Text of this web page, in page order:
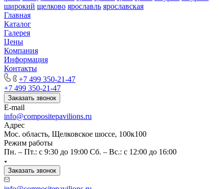
широкий щелково ярославль ярославская
Главная
Каталог
Галерея
Цены
Компания
Информация
Контакты
+7 499 350-21-47
+7 499 350-21-47
Заказать звонок
E-mail
info@compositepavilions.ru
Адрес
Мос. область, Щелковское шоссе, 100к100
Режим работы
Пн. – Пт.: с 9:30 до 19:00 Сб. – Вс.: с 12:00 до 16:00
Заказать звонок